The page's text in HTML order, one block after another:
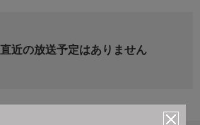
直近の放送予定はありません